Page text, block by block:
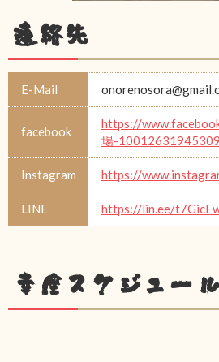
連絡先
E-Mail
facebook
https://
場-
Instagram https://
LINE https://lin.ee/
幸座スケジュール